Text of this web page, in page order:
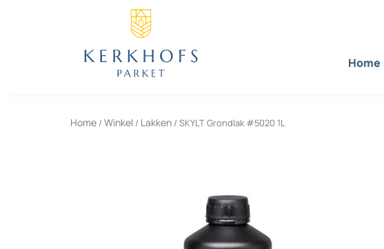
Home
Home / Winkel / Lakken / SKYLT Grondlak #5020 1L